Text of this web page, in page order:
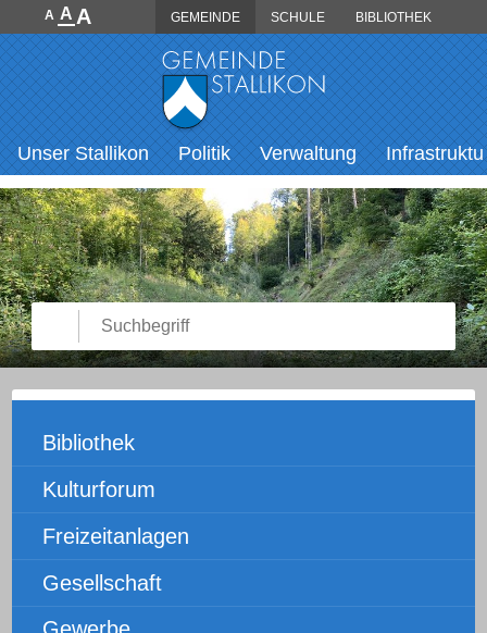
Direkt zum Inhalt springen
A A A GEMEINDE SCHULE BIBLIOTHEK
Hauptnavigation
Unser Stallikon Politik Verwaltung
Suchbegriff
Suche starten
Unternavigation
Bibliothek
Kulturforum
Freizeitanlagen
Gesellschaft